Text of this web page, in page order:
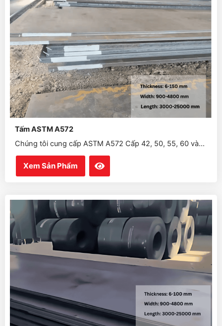
Tấm ASTM A572
Chúng tôi cung cấp ASTM A572 Cấp 42, 50, 55, 60 và...
Xem Sản Phẩm